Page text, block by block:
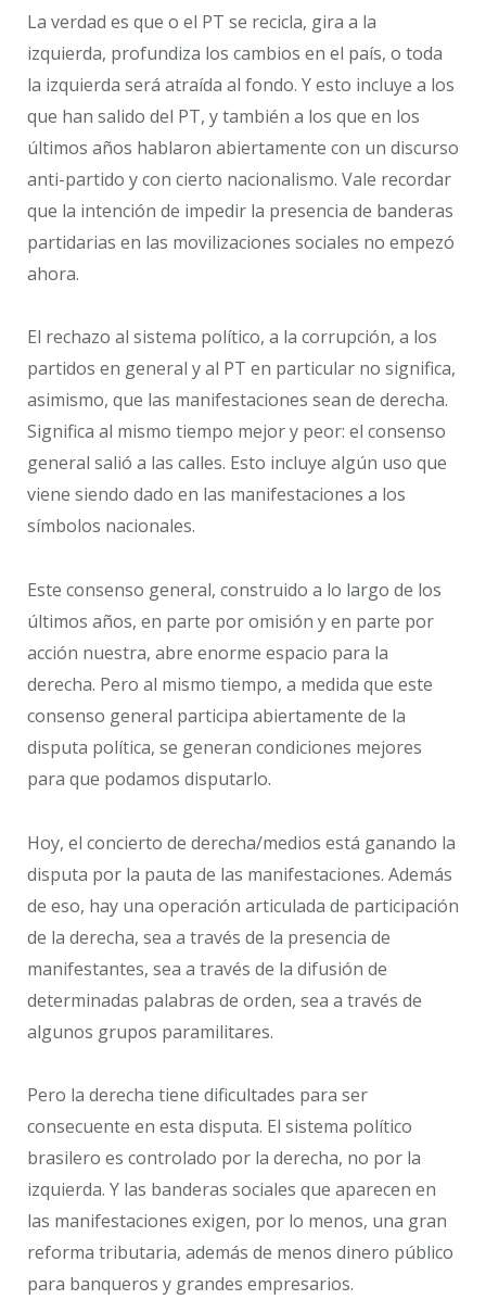
La verdad es que o el PT se recicla, gira a la
izquierda, profundiza los cambios en el país, o toda
la izquierda será atraída al fondo. Y esto incluye a los
que han salido del PT, y también a los que en los
últimos años hablaron abiertamente con un discurso
anti-partido y con cierto nacionalismo. Vale recordar
que la intención de impedir la presencia de banderas
partidarias en las movilizaciones sociales no empezó
ahora.
El rechazo al sistema político, a la corrupción, a los
partidos en general y al PT en particular no significa,
asimismo, que las manifestaciones sean de derecha.
Significa al mismo tiempo mejor y peor: el consenso
general salió a las calles. Esto incluye algún uso que
viene siendo dado en las manifestaciones a los
símbolos nacionales.
Este consenso general, construido a lo largo de los
últimos años, en parte por omisión y en parte por
acción nuestra, abre enorme espacio para la
derecha. Pero al mismo tiempo, a medida que este
consenso general participa abiertamente de la
disputa política, se generan condiciones mejores
para que podamos disputarlo.
Hoy, el concierto de derecha/medios está ganando la
disputa por la pauta de las manifestaciones. Además
de eso, hay una operación articulada de participación
de la derecha, sea a través de la presencia de
manifestantes, sea a través de la difusión de
determinadas palabras de orden, sea a través de
algunos grupos paramilitares.
Pero la derecha tiene dificultades para ser
consecuente en esta disputa. El sistema político
brasilero es controlado por la derecha, no por la
izquierda. Y las banderas sociales que aparecen en
las manifestaciones exigen, por lo menos, una gran
reforma tributaria, además de menos dinero público
para banqueros y grandes empresarios.